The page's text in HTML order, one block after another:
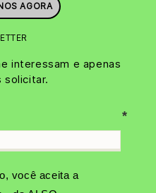
AGORA
interessam e apenas
solicitar.
você aceita a